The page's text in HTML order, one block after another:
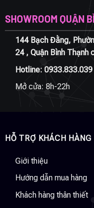
SHOWROOM QUẬN
144 Bạch Đằng,
24 , Quận Bình Thạnh
Hotline: 0933.833.039
Mở cửa: 8h-22h
HỖ TRỢ KHÁCH HÀNG
Giới thiệu
Hướng dẫn mua hàng
Khách hàng thân thiết